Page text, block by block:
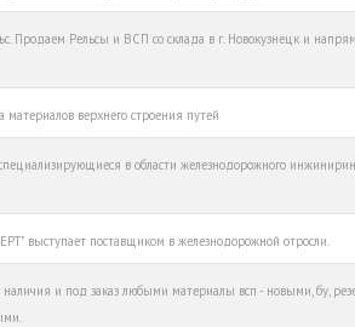
Продаем Рельсы и ВСП со склада в г. Новокузнецк и
верхнего строения путей
в области железнодорожного
выступает поставщиком в железнодорожной отросли.
наличия и под заказ любыми материалы всп - новыми, бу,